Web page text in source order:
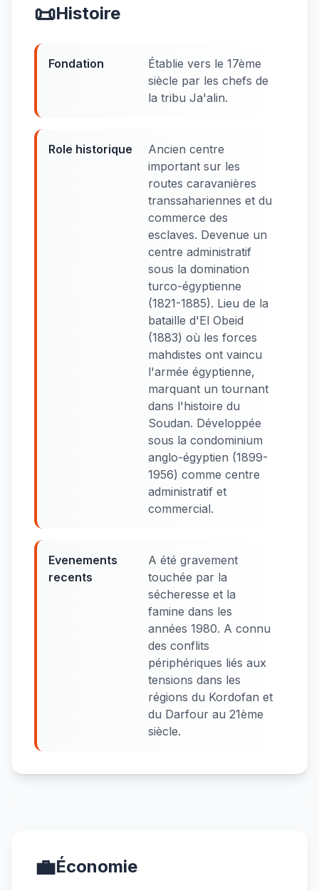
📜Histoire
Fondation
Établie vers le 17ème
siècle par les chefs de
la tribu Ja'alin.
Role historique
Ancien centre
important sur les
routes caravanières
transsahariennes et du
commerce des
esclaves. Devenue un
centre administratif
sous la domination
turco-égyptienne
(1821-1885). Lieu de la
bataille d'El Obeid
(1883) où les forces
mahdistes ont vaincu
l'armée égyptienne,
marquant un tournant
dans l'histoire du
Soudan. Développée
sous la condominium
anglo-égyptien (1899-
1956) comme centre
administratif et
commercial.
Evenements
recents
A été gravement
touchée par la
sécheresse et la
famine dans les
années 1980. A connu
des conflits
périphériques liés aux
tensions dans les
régions du Kordofan et
du Darfour au 21ème
siècle.
💼Économie